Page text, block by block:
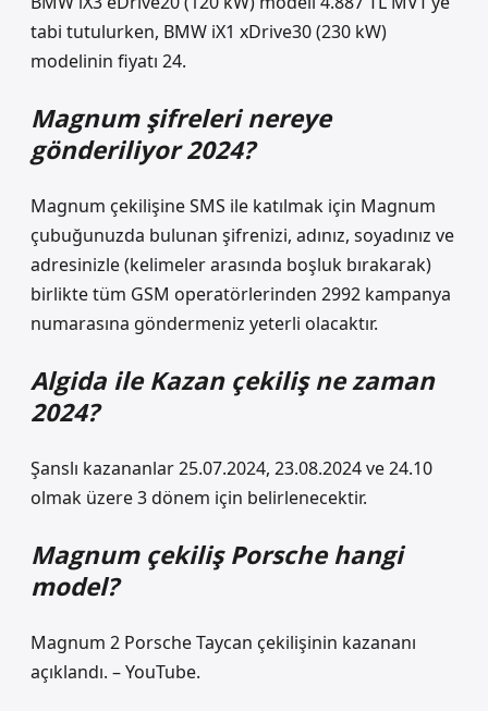
tabi tutulurken, BMW iX1 xDrive30 (230 kW)
modelinin fiyatı 24.
Magnum şifreleri nereye
gönderiliyor 2024?
Magnum çekilişine SMS ile katılmak için Magnum
çubuğunuzda bulunan şifrenizi, adınız, soyadınız ve
adresinizle (kelimeler arasında boşluk bırakarak)
birlikte tüm GSM operatörlerinden 2992 kampanya
numarasına göndermeniz yeterli olacaktır.
Algida ile Kazan çekiliş ne zaman
2024?
Şanslı kazananlar 25.07.2024, 23.08.2024 ve 24.10
olmak üzere 3 dönem için belirlenecektir.
Magnum çekiliş Porsche hangi
model?
Magnum 2 Porsche Taycan çekilişinin kazananı
açıklandı. – YouTube.